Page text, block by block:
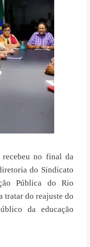
recebeu no final da
do Sindicato
Pública do Rio
tratar do reajuste do
da educação